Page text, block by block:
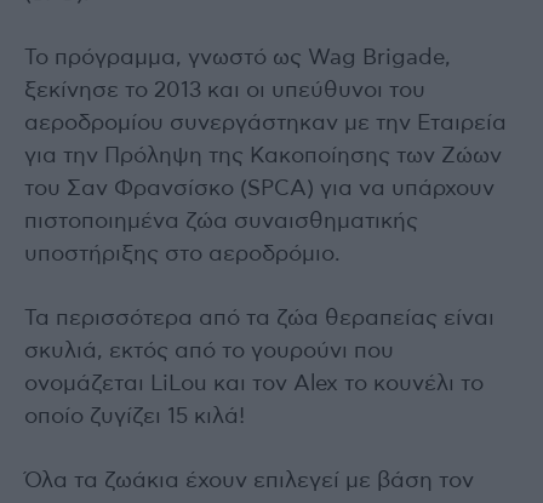
Το πρόγραμμα, γνωστό ως Wag Brigade,
ξεκίνησε το 2013 και οι υπεύθυνοι του
αεροδρομίου συνεργάστηκαν με την Εταιρεία
για την Πρόληψη της Κακοποίησης των Ζώων
του Σαν Φρανσίσκο (SPCA) για να υπάρχουν
πιστοποιημένα ζώα συναισθηματικής
υποστήριξης στο αεροδρόμιο.
Τα περισσότερα από τα ζώα θεραπείας είναι
σκυλιά, εκτός από το γουρούνι που
ονομάζεται LiLou και τον Alex το κουνέλι το
οποίο ζυγίζει 15 κιλά!
Όλα τα ζωάκια έχουν επιλεγεί με βάση τον